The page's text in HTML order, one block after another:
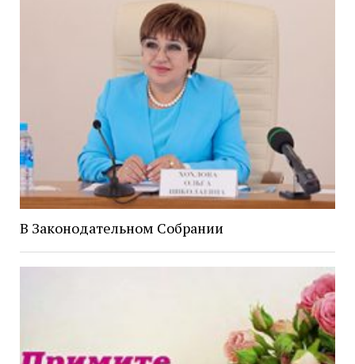
В Законодательном Собрании